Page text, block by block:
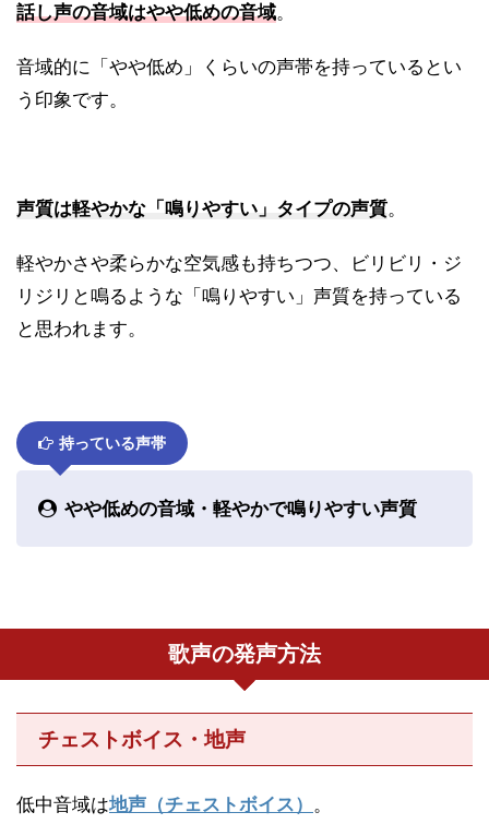
話し声の音域はやや低めの音域。
音域的に「やや低め」くらいの声帯を持っているとい
う印象です。
声質は軽やかな「鳴りやすい」タイプの声質。
軽やかさや柔らかな空気感も持ちつつ、ビリビリ・ジ
リジリと鳴るような「鳴りやすい」声質を持っている
と思われます。
持っている声帯
やや低めの音域・軽やかで鳴りやすい声質
歌声の発声方法
チェストボイス・地声
低中音域は地声（チェストボイス） 。